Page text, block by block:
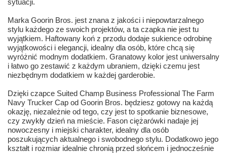
sytuacji.
Marka Goorin Bros. jest znana z jakości i niepowtarzalnego
stylu każdego ze swoich projektów, a ta czapka nie jest tu
wyjątkiem. Haftowany koń z przodu dodaje sukience odrobinę
wyjątkowości i elegancji, idealny dla osób, które chcą się
wyróżnić modnym dodatkiem. Granatowy kolor jest uniwersalny
i łatwo go zestawić z każdym ubraniem, dzięki czemu jest
niezbędnym dodatkiem w każdej garderobie.
Dzięki czapce Suited Champ Business Professional The Farm
Navy Trucker Cap od Goorin Bros. będziesz gotowy na każdą
okazję, niezależnie od tego, czy jest to spotkanie biznesowe,
czy zwykły dzień na mieście. Fason ciężarówki nadaje jej
nowoczesny i miejski charakter, idealny dla osób
poszukujących aktualnego i swobodnego stylu. Dodatkowo jego
kształt i rozmiar idealnie chronią przed słońcem i jednocześnie